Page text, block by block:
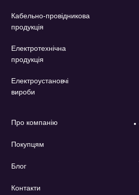
Кабельно-провідникова
продукція
Електротехнічна
продукція
Електроустановчі
вироби
Про компанію
Покупцям
Блог
Контакти